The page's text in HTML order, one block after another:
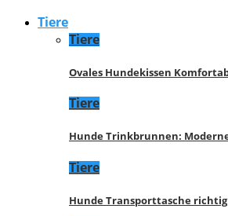
Tiere
Tiere
Ovales Hundekissen
Tiere
Hunde Trinkbrunnen:
Tiere
Hunde Transporttasche